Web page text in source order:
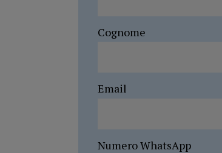
Cognome
Email
Numero WhatsApp